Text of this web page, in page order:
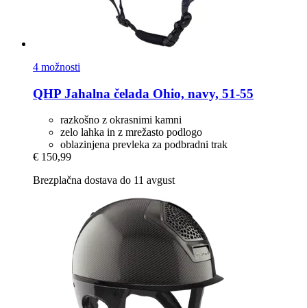
4 možnosti
QHP Jahalna čelada Ohio, navy, 51-​55
razkošno z okrasnimi kamni
zelo lahka in z mrežasto podlogo
oblazinjena prevleka za podbradni trak
€ 150,99
Brezplačna dostava do 11 avgust